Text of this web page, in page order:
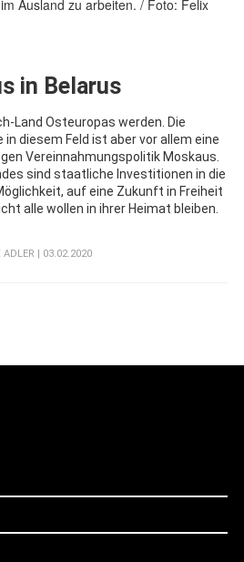
in Belarus
Land Osteuropas werden. Die
diesem Feld ist aber vor allem eine
Vereinnahmungspolitik Moskaus.
sind staatliche Investitionen in die
auf eine Zukunft in Freiheit
alle wollen in ihrer Heimat bleiben.
ADLER | 03.02.2020